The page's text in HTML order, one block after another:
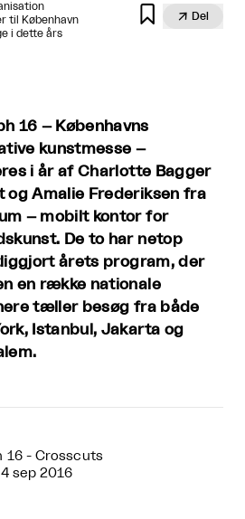
til København
i dette års
  Del
16 – Københavns
kunstmesse –
i år af Charlotte Bagger
og Amalie Frederiksen fra
– mobilt kontor for
De to har netop
årets program, der
en række nationale
tæller besøg fra både
Istanbul, Jakarta og
16 - Crosscuts
sep 2016